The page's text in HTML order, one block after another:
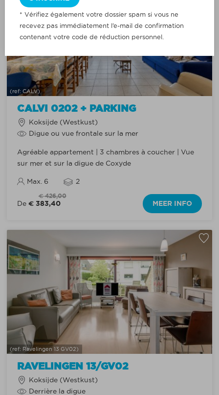
CALVI 0202 + PARKING
(ref: CALV)
Koksijde (Westkust)
Digue ou vue frontale sur la mer
Agréable appartement | 3 chambres à coucher | Vue
sur mer et sur la digue de Coxyde
Max. 6 2
€ 426,00
De € 383,40 MEER INFO
RAVELINGEN 13/GV02
(ref: Ravelingen 13 GV02)
Koksijde (Westkust)
Derrière la digue
* Vérifiez également votre dossier spam si vous ne
recevez pas immédiatement l’e-mail de confirmation
contenant votre code de réduction personnel.